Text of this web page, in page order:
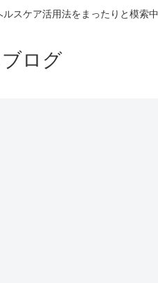
スケア活用法をまったりと模索中
ログ